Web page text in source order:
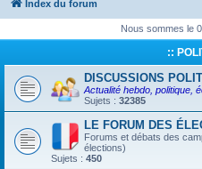
Index du forum
Nous sommes le
::
DISCUSSIONS
Actualité hebdo, politique,
Sujets : 32385
LE FORUM DES
Forums et débats des
élections)
Sujets : 450